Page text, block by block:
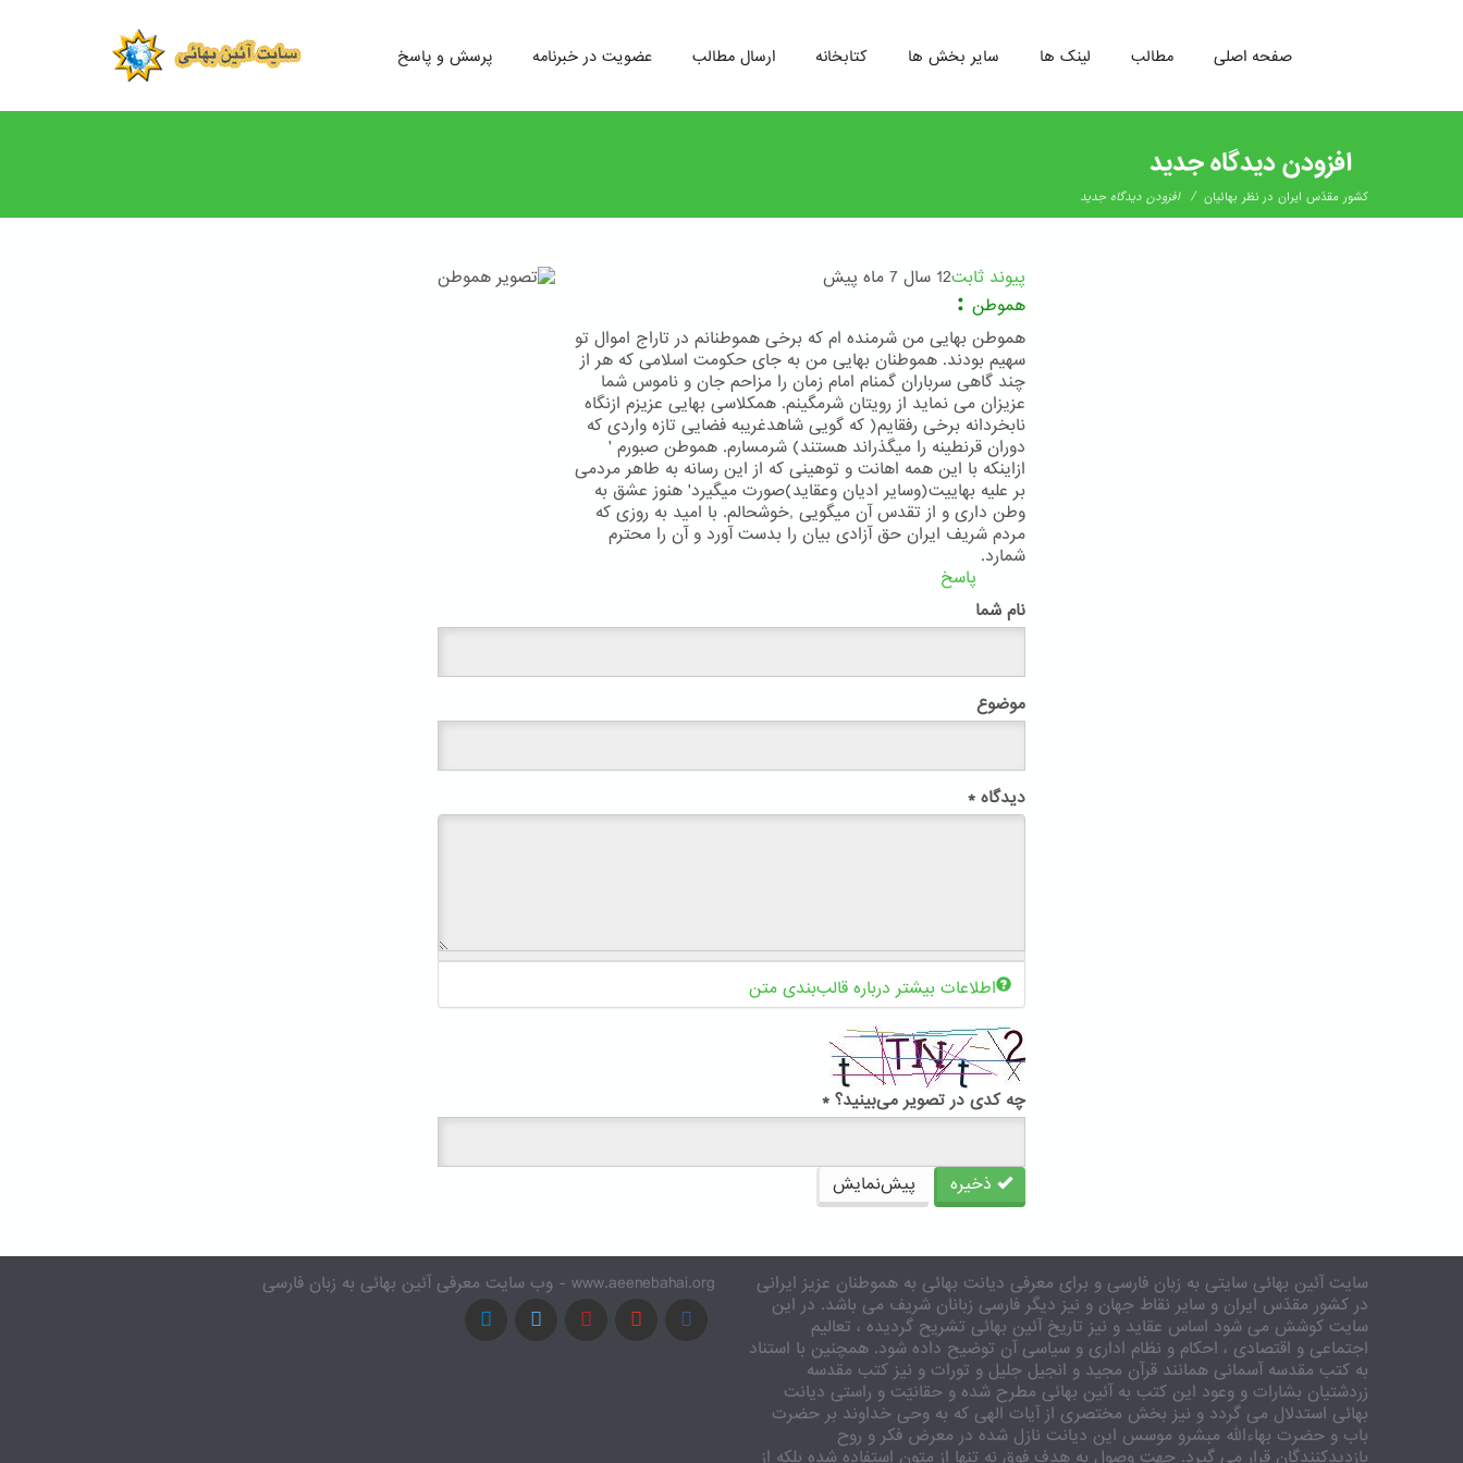
رفتن
پرسش و پاسخ عضویت در خبرنامه ارسال مطالب کتابخانه سایر بخش ها لینک ها مطالب صفحه اصلی
افزودن دیدگاه جدید
کشور مقدّس ایران در نظر بهائیان / افزودن دیدگاه جدید
پیوند ثابت12 سال 7 ماه پیش
هموطن :
هموطن بهایی من شرمنده ام که برخی هموطنانم در تاراج اموال تو
سهیم بودند. هموطنان بهایی من به جای حکومت اسلامی که هر از
چند گاهی سرباران گمنام امام زمان را مزاحم جان و ناموس شما
عزیزان می نماید از رویتان شرمگینم. همکلاسی بهایی عزیزم ازنگاه
نابخردانه برخی رفقایم( که گویی شاهدغریبه فضایی تازه واردی که
دوران قرنطینه را میگذراند هستند) شرمسارم. هموطن صبورم '
ازاینکه با این همه اهانت و توهینی که از این رسانه به طاهر مردمی
بر علیه بهاییت(وسایر ادیان وعقاید)صورت میگیرد' هنوز عشق به
وطن داری و از تقدس آن میگویی ,خوشحالم. با امید به روزی که
مردم شریف ایران حق آزادی بیان را بدست آورد و آن را محترم
شمارد.
پاسخ
نام شما
موضوع
دیدگاه *
اطلاعات بیشتر درباره قالب‌بندی متن
چه کدی در تصویر می‌بینید؟ *
ذخیره پیش‌نمایش
www.aeenebahai.org - وب سایت معرفی آئین بهائی به زبان فارسی
سایت آئین بهائی سایتی به زبان فارسی و برای معرفی دیانت بهائی به هموطنان عزیز ایرانی
در کشور مقدّس ایران و سایر نقاط جهان و نیز دیگر فارسی زبانان شریف می باشد. در این
سایت کوشش می شود اساس عقاید و نیز تاریخ آئین بهائی تشریح گردیده ، تعالیم
اجتماعی و اقتصادی ، احکام و نظام اداری و سیاسی آن توضیح داده شود. همچنین با استناد
به کتب مقدسه آسمانی همانند قرآن مجید و انجیل جلیل و تورات و نیز کتب مقدسه
زردشتیان بشارات و وعود این کتب به آئین بهائی مطرح شده و حقانیّت و راستی دیانت
بهائی استدلال می گردد و نیز بخش مختصری از آیات الهی که به وحی خداوند بر حضرت
باب و حضرت بهاءالله مبشرو موسس این دیانت نازل شده در معرض فکر و روح
بازدیدکنندگان قرار می گیرد. جهت وصول به هدف فوق نه تنها از متون استفاده شده بلکه از